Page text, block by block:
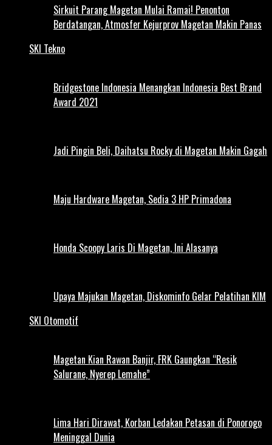
Sirkuit Parang Magetan Mulai Ramai! Penonton
Berdatangan, Atmosfer Kejurprov Magetan Makin Panas
SKI Tekno
Bridgestone Indonesia Menangkan Indonesia Best Brand
Award 2021
Jadi Pingin Beli, Daihatsu Rocky di Magetan Makin Gagah
Maju Hardware Magetan, Sedia 3 HP Primadona
Honda Scoopy Laris Di Magetan, Ini Alasanya
Upaya Majukan Magetan, Diskominfo Gelar Pelatihan KIM
SKI Otomotif
Magetan Kian Rawan Banjir, FRK Gaungkan “Resik
Salurane, Nyerep Lemahe”
Lima Hari Dirawat, Korban Ledakan Petasan di Ponorogo
Meninggal Dunia